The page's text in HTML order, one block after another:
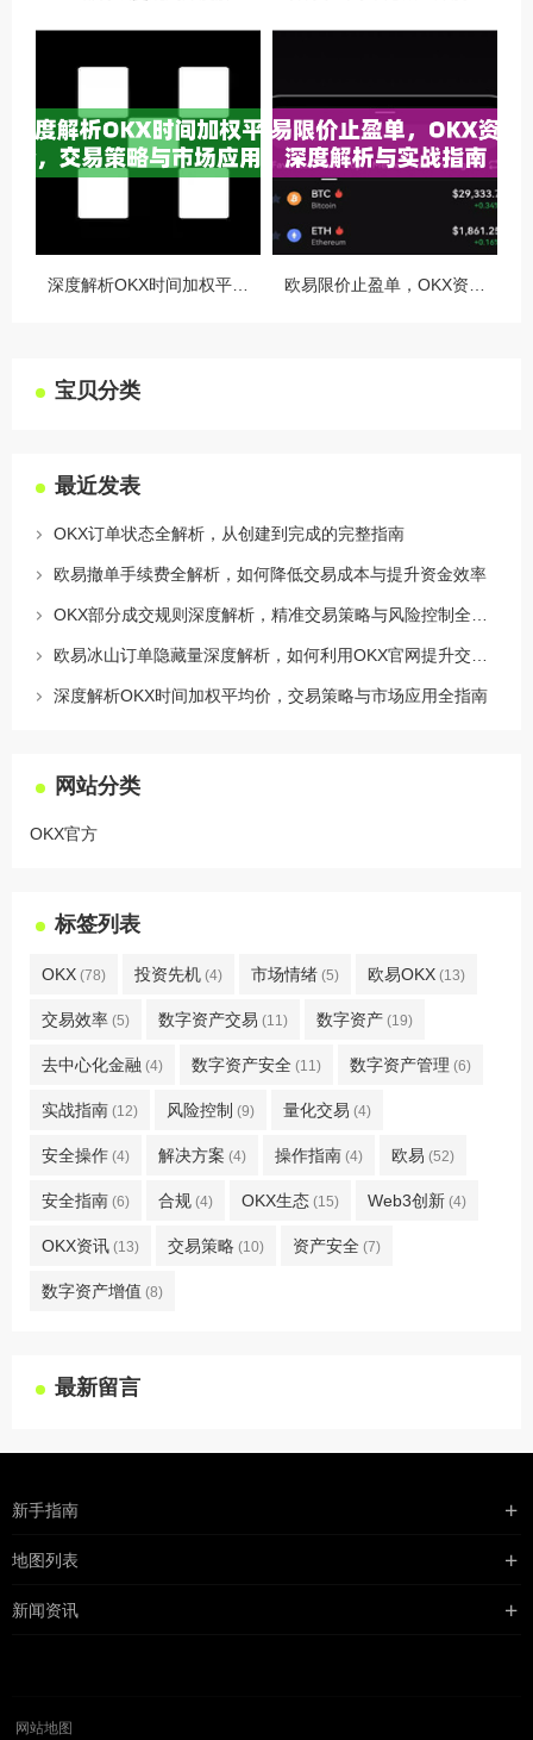
宝贝分类
最近发表
OKX订单状态全解析，从创建到完成的完整指南
欧易撤单手续费全解析，如何降低交易成本与提升资金效率
深度解析OKX时间加权平均价，交易策略与市场应用全指南
网站分类
OKX官方
标签列表
OKX (78) 投资先机 (4) 市场情绪 (5) 欧易OKX (13)
交易效率 (5) 数字资产交易 (11) 数字资产 (19)
去中心化金融 (4) 数字资产安全 (11) 数字资产管理 (6)
实战指南 (12) 风险控制 (9) 量化交易 (4)
安全操作 (4) 解决方案 (4) 操作指南 (4) 欧易 (52)
安全指南 (6) 合规 (4) OKX生态 (15) Web3创新 (4)
OKX资讯 (13) 交易策略 (10) 资产安全 (7)
数字资产增值 (8)
最新留言
新手指南
购买流程
地图列表
最新文章
新闻资讯
媒体新闻
网站地图